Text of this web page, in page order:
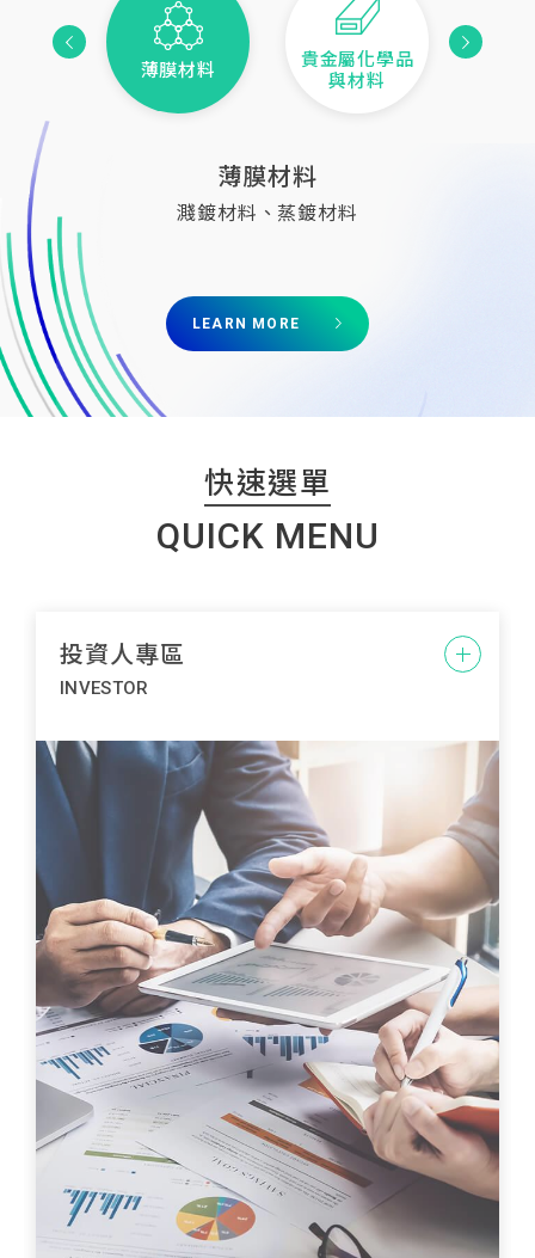
薄膜材料
貴金屬化學品
與材料
綠色認證產品
UL 再生材料含量驗證
LEARN MORE
薄膜材料
濺鍍材料、蒸鍍材料
LEARN MORE
貴金屬化學品與材料
錠、板、管、線材和化學品
LEARN MORE
特用化學材料
汽車、電動車用化學品
LEARN MORE
精密加工零配件
半導體製造設備耗材
LEARN MORE
半導體封測材料
封測金屬線材與探針
LEARN MORE
電子廢料處理及金屬回收
廢料提純、循環、再利用
LEARN MORE
分析服務
元素檢測
LEARN MORE
銲合代工服務
平面、旋轉、大型靶材銲合
LEARN MORE
快速選單
QUICK MENU
投資人專區
INVESTOR
APR
26.04
2024
為何台灣成為城市採礦的領導者
(光洋科)
MORE
DEC
05.12
外交部辦理駐台使節及代表企業
參訪活動，瞭解我國淨零碳排新